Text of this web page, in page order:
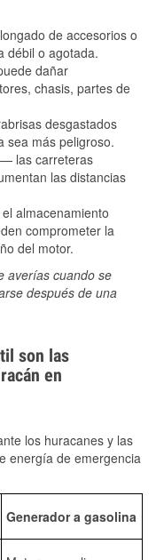
de accesorios o
débil o agotada.
dañar
chasis, partes de
desgastados
sea más peligroso.
— las carreteras
las distancias
almacenamiento
comprometer la
del motor.
averías cuando se
después de una
son las
en
los huracanes y las
energía de emergencia
Generador a gasolina